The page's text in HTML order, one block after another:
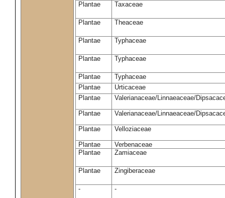
Plantae Taxaceae
Plantae Theaceae
Plantae Typhaceae
Plantae Typhaceae
Plantae
Typhaceae
Plantae
Urticaceae
Plantae
Valerianaceae/Linnaeaceae/
Plantae Valerianaceae/Linnaeaceae/
Plantae Velloziaceae
Plantae
Verbenaceae
Plantae
Zamiaceae
Plantae Zingiberaceae
- -